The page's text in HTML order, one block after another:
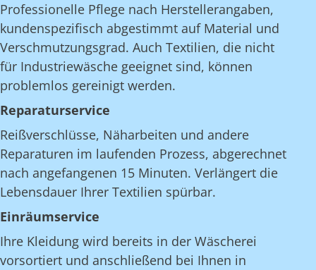
Professionelle Pflege nach Herstellerangaben,
kundenspezifisch abgestimmt auf Material und
Verschmutzungsgrad. Auch Textilien, die nicht
für Industriewäsche geeignet sind, können
problemlos gereinigt werden.
Reparaturservice
Reißverschlüsse, Näharbeiten und andere
Reparaturen im laufenden Prozess, abgerechnet
nach angefangenen 15 Minuten. Verlängert die
Lebensdauer Ihrer Textilien spürbar.
Einräumservice
Ihre Kleidung wird bereits in der Wäscherei
vorsortiert und anschließend bei Ihnen in